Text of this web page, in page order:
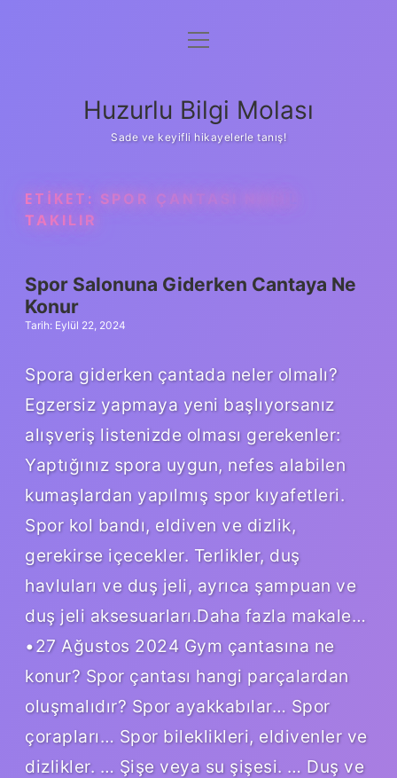
Anasayfa
Yasal Uyarı
menüyü
Huzurlu Bilgi Molası
Sade ve keyifli hikayelerle tanış!
ETIKET: SPOR ÇANTASI NASIL
TAKILIR
Spor Salonuna Giderken Cantaya Ne
Konur
Tarih: Eylül 22, 2024
Spora giderken çantada neler olmalı?
Egzersiz yapmaya yeni başlıyorsanız
alışveriş listenizde olması gerekenler:
Yaptığınız spora uygun, nefes alabilen
kumaşlardan yapılmış spor kıyafetleri.
Spor kol bandı, eldiven ve dizlik,
gerekirse içecekler. Terlikler, duş
havluları ve duş jeli, ayrıca şampuan ve
duş jeli aksesuarları.Daha fazla makale…
•27 Ağustos 2024 Gym çantasına ne
konur? Spor çantası hangi parçalardan
oluşmalıdır? Spor ayakkabılar… Spor
çorapları… Spor bileklikleri, eldivenler ve
dizlikler. … Şişe veya su şişesi. … Duş ve